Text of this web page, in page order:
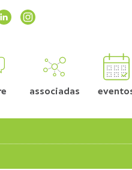
associadas